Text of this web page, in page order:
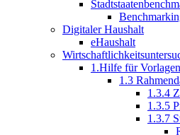
Digitaler Haushalt
eHaushalt
1.Hilfe für
1.3
1.3.4
1.3.5
1.3.7